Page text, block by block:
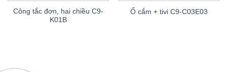
Công tắc đơn, hai chiều C9-
K01B
Ổ cắm + tivi C9-C03E03